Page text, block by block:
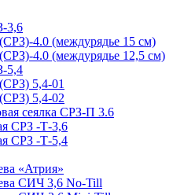
3,6
4.0 (междурядье 15 см)
4.0 (междурядье 12,5 см)
5,4
5,4-01
5,4-02
сеялка СРЗ-П 3.6
СРЗ -Т-3,6
СРЗ -Т-5,4
«Атрия»
СИЧ 3,6 No-Till